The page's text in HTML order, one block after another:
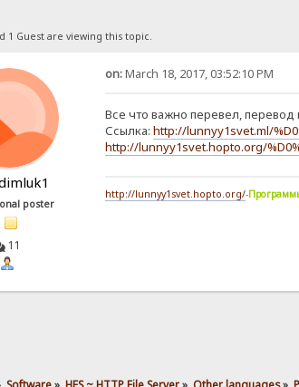
1 Guest are viewing this topic.
poster
11
on:March 18, 2017, 03:52:10 PM
Все что важно перевел, перевод
Ссылка: http://lunnyy1svet.ml/
http://lunnyy1svet.hopto.org/
http://lunnyy1svet.hopto.org/-
Software» HFS ~ HTTP File Server» Other languages»